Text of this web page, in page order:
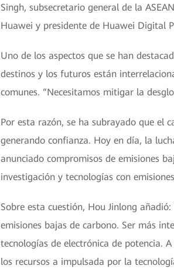
Singh, subsecretario general de la
Huawei y presidente de Huawei Digital
Uno de los aspectos que se han
destinos y los futuros están
comunes. “Necesitamos mitigar la
Por esta razón, se ha subrayado que el
generando confianza. Hoy en día, la
anunciado compromisos de emisiones
investigación y tecnologías con
Sobre esta cuestión, Hou Jinlong
emisiones bajas de carbono. Ser más
tecnologías de electrónica de potencia.
los recursos a impulsada por la